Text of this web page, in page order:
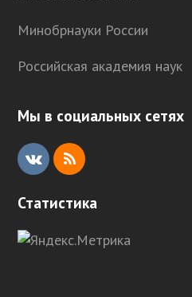
Минобрнауки России
Российская академия наук
Мы в социальных сетях
V
R
Статистика